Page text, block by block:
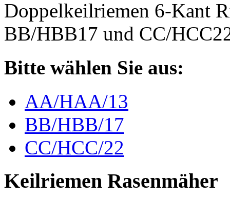
Doppelkeilriemen 6-Kant
BB/HBB17 und CC/
Bitte wählen Sie aus:
AA/HAA/13
BB/HBB/17
CC/HCC/22
Keilriemen Rasenmäher